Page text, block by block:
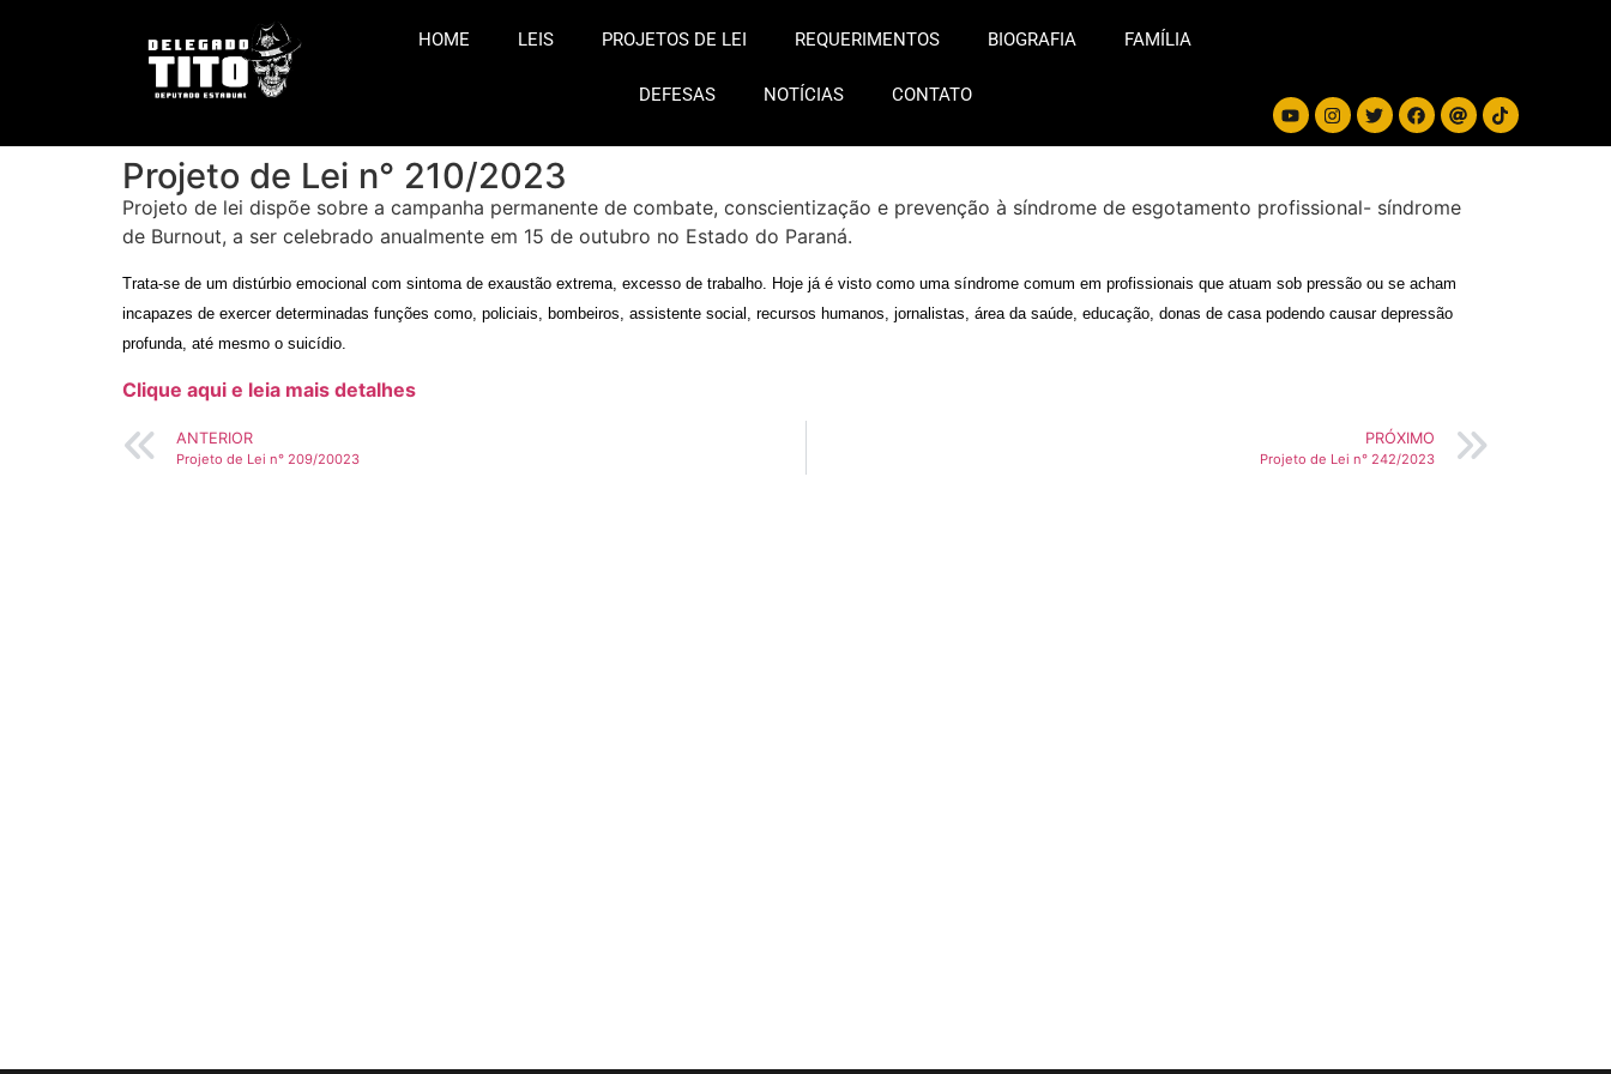
HOME LEIS PROJETOS DE LEI REQUERIMENTOS BIOGRAFIA FAMÍLIA
DEFESAS NOTÍCIAS CONTATO
Projeto de Lei n° 210/2023
Projeto de lei dispõe sobre a campanha permanente de combate, conscientização e prevenção à síndrome de esgotamento profissional- síndrome
de Burnout, a ser celebrado anualmente em 15 de outubro no Estado do Paraná.
Trata-se de um distúrbio emocional com sintoma de exaustão extrema, excesso de trabalho. Hoje já é visto como uma síndrome comum em profissionais que atuam sob pressão ou se acham
incapazes de exercer determinadas funções como, policiais, bombeiros, assistente social, recursos humanos, jornalistas, área da saúde, educação, donas de casa podendo causar depressão
profunda, até mesmo o suicídio.
Clique aqui e leia mais detalhes
ANTERIOR
Projeto de Lei n° 209/20023
PRÓXIMO
Projeto de Lei n° 242/2023